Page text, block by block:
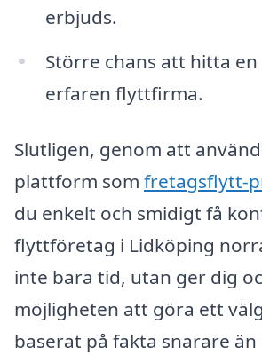
erbjuds.
Större chans att hitta
erfaren flyttfirma.
Slutligen, genom att
plattform som fretagsflytt-
du enkelt och smidigt få
flyttföretag i Lidköping
inte bara tid, utan ger dig
möjligheten att göra ett
baserat på fakta snarare än